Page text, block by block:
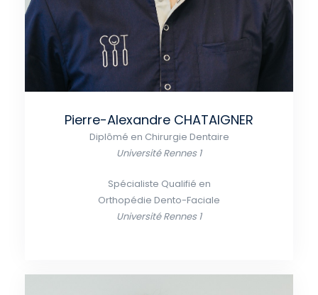
Pierre-Alexandre CHATAIGNER
Diplômé en Chirurgie Dentaire
Université Rennes 1
Spécialiste Qualifié en
Orthopédie Dento-Faciale
Université Rennes 1